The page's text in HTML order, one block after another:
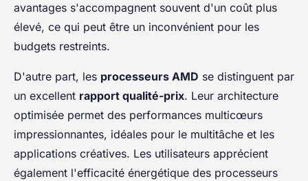
avantages s'accompagnent souvent d'un coût plus
élevé, ce qui peut être un inconvénient pour les
budgets restreints.
D'autre part, les processeurs AMD se distinguent par
un excellent rapport qualité-prix. Leur architecture
optimisée permet des performances multicœurs
impressionnantes, idéales pour le multitâche et les
applications créatives. Les utilisateurs apprécient
également l'efficacité énergétique des processeurs